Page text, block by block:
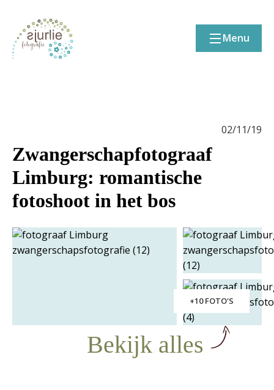
Menu
02/11/19
Zwangerschapfotograaf
Limburg: romantische
fotoshoot in het bos
+10 FOTO'S
Bekijk alles